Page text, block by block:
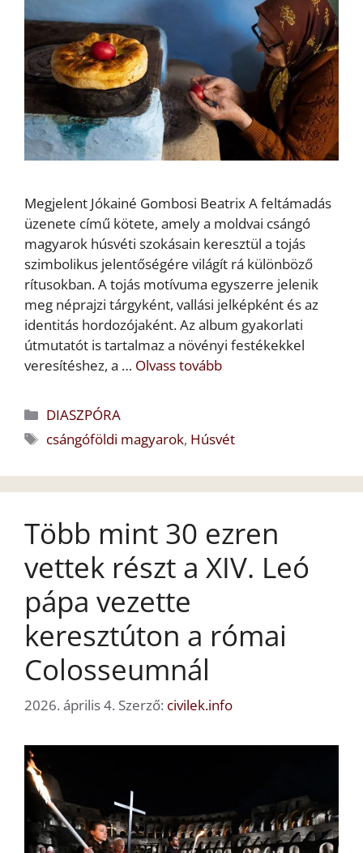
Megjelent Jókainé Gombosi Beatrix A feltámadás
üzenete című kötete, amely a moldvai csángó
magyarok húsvéti szokásain keresztül a tojás
szimbolikus jelentőségére világít rá különböző
rítusokban. A tojás motívuma egyszerre jelenik
meg néprajzi tárgyként, vallási jelképként és az
identitás hordozójaként. Az album gyakorlati
útmutatót is tartalmaz a növényi festékekkel
veresítéshez, a … Olvass tovább
Kategória
DIASZPÓRA
Címkék
csángóföldi magyarok, Húsvét
Több mint 30 ezren
vettek részt a XIV. Leó
pápa vezette
keresztúton a római
Colosseumnál
2026. április 4. Szerző: civilek.info